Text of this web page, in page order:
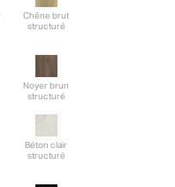
Chêne brut
structuré
Noyer brun
structuré
Béton clair
structuré